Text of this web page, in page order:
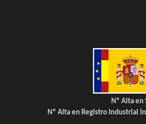
Nº Alta en
Nº Alta en Registro Industrial